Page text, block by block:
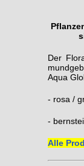
Der
Aqua
- rosa /
-
Alle